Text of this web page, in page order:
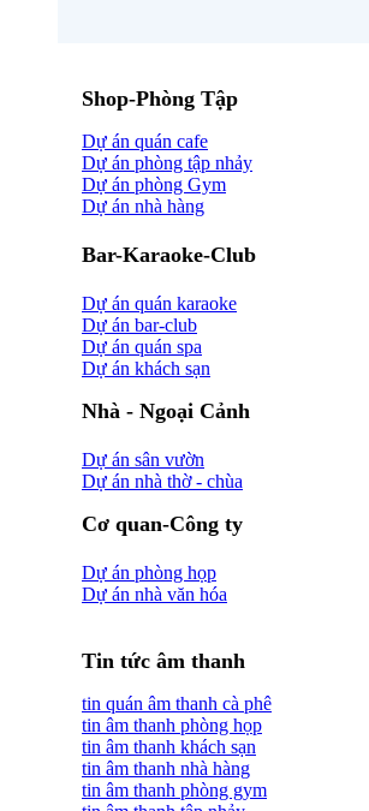
Shop-Phòng Tập
Dự án quán cafe
Dự án phòng tập nhảy
Dự án phòng Gym
Dự án nhà hàng
Bar-Karaoke-Club
Dự án quán karaoke
Dự án bar-club
Dự án quán spa
Dự án khách sạn
Nhà - Ngoại Cảnh
Dự án sân vườn
Dự án nhà thờ - chùa
Cơ quan-Công ty
Dự án phòng họp
Dự án nhà văn hóa
Tin tức âm thanh
tin quán âm thanh cà phê
tin âm thanh phòng họp
tin âm thanh khách sạn
tin âm thanh nhà hàng
tin âm thanh phòng gym